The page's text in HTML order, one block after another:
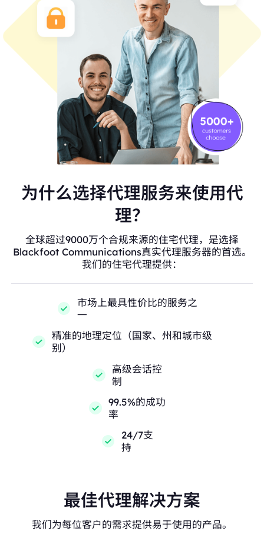
为什么选择代理服务来使用代
理？
全球超过9000万个合规来源的住宅代理，是选择
Blackfoot Communications真实代理服务器的首选。
我们的住宅代理提供：
市场上最具性价比的服务之
一
精准的地理定位（国家、州和城市级
别）
高级会话控
制
99.5%的成功
率
24/7支
持
最佳代理解决方案
我们为每位客户的需求提供易于使用的产品。